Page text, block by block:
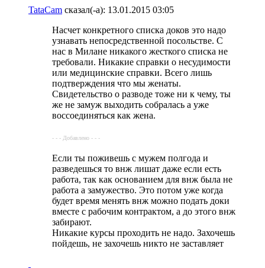
TataCam сказал(-а): 13.01.2015 03:05
Насчет конкретного списка доков это надо
узнавать непосредственной посольстве. С
нас в Милане никакого жесткого списка не
требовали. Никакие справки о несудимости
или медицинские справки. Всего лишь
подтверждения что мы женаты.
Свидетельство о разводе тоже ни к чему, ты
же не замуж выходить собралась а уже
воссоединяться как жена.
- - - Добавлено - - -
Если ты поживешь с мужем полгода и
разведешься то внж лишат даже если есть
работа, так как основанием для внж была не
работа а замужество. Это потом уже когда
будет время менять внж можно подать доки
вместе с рабочим контрактом, а до этого внж
забирают.
Никакие курсы проходить не надо. Захочешь
пойдешь, не захочешь никто не заставляет